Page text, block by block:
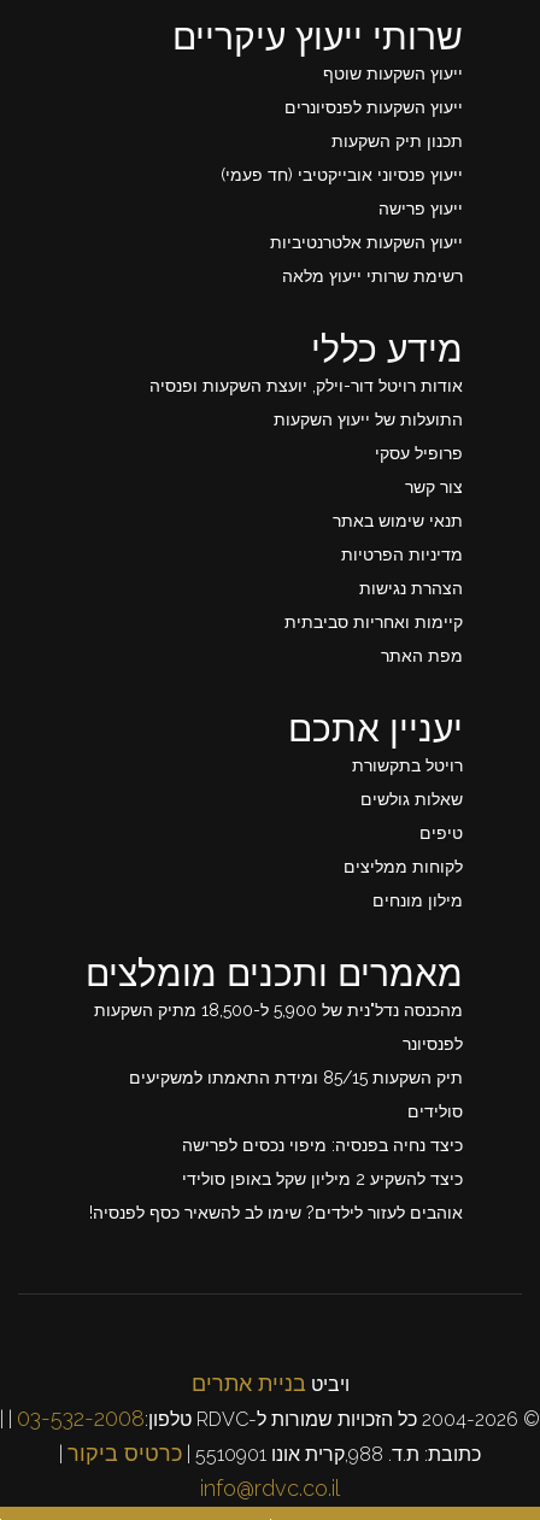
שרותי ייעוץ עיקריים
ייעוץ השקעות שוטף
ייעוץ השקעות לפנסיונרים
תכנון תיק השקעות
ייעוץ פנסיוני אובייקטיבי (חד פעמי)
ייעוץ פרישה
ייעוץ השקעות אלטרנטיביות
רשימת שרותי ייעוץ מלאה
מידע כללי
אודות רויטל דור-וילק, יועצת השקעות ופנסיה
התועלות של ייעוץ השקעות
פרופיל עסקי
צור קשר
תנאי שימוש באתר
מדיניות הפרטיות
הצהרת נגישות
קיימות ואחריות סביבתית
מפת האתר
יעניין אתכם
רויטל בתקשורת
שאלות גולשים
טיפים
לקוחות ממליצים
מילון מונחים
מאמרים ותכנים מומלצים
מהכנסה נדל"נית של 5,900 ל-18,500 מתיק השקעות
לפנסיונר
תיק השקעות 85/15 ומידת התאמתו למשקיעים
סולידים
כיצד נחיה בפנסיה: מיפוי נכסים לפרישה
כיצד להשקיע 2 מיליון שקל באופן סולידי
אוהבים לעזור לילדים? שימו לב להשאיר כסף לפנסיה!
ויביט בניית אתרים
© 2004-2026 כל הזכויות שמורות ל-RDVC טלפון: 03-532-2008
כתובת: ת.ד. 988,קרית אונו 5510901 |
כרטיס ביקור
info@rdvc.co.il